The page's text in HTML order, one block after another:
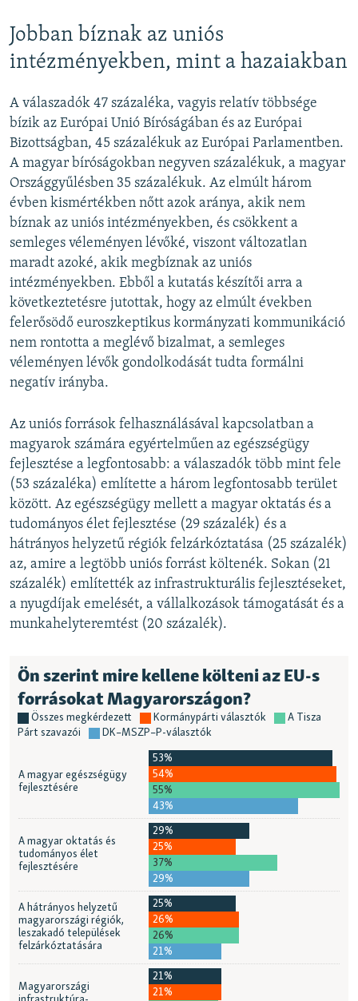
Jobban bíznak az uniós
intézményekben, mint a hazaiakban
A válaszadók 47 százaléka, vagyis relatív többsége
bízik az Európai Unió Bíróságában és az Európai
Bizottságban, 45 százalékuk az Európai Parlamentben.
A magyar bíróságokban negyven százalékuk, a magyar
Országgyűlésben 35 százalékuk. Az elmúlt három
évben kismértékben nőtt azok aránya, akik nem
bíznak az uniós intézményekben, és csökkent a
semleges véleményen lévőké, viszont változatlan
maradt azoké, akik megbíznak az uniós
intézményekben. Ebből a kutatás készítői arra a
következtetésre jutottak, hogy az elmúlt években
felerősödő euroszkeptikus kormányzati kommunikáció
nem rontotta a meglévő bizalmat, a semleges
véleményen lévők gondolkodását tudta formálni
negatív irányba.
Az uniós források felhasználásával kapcsolatban a
magyarok számára egyértelműen az egészségügy
fejlesztése a legfontosabb: a válaszadók több mint fele
(53 százaléka) említette a három legfontosabb terület
között. Az egészségügy mellett a magyar oktatás és a
tudományos élet fejlesztése (29 százalék) és a
hátrányos helyzetű régiók felzárkóztatása (25 százalék)
az, amire a legtöbb uniós forrást költenék. Sokan (21
százalék) említették az infrastrukturális fejlesztéseket,
a nyugdíjak emelését, a vállalkozások támogatását és a
munkahelyteremtést (20 százalék).